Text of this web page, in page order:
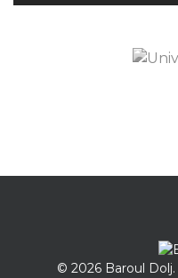
© 2026 Baroul Dolj.